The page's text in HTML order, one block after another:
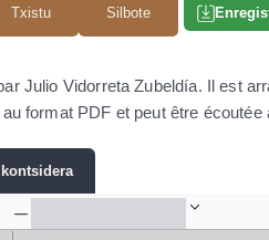
Txistu Silbote
Julio Vidorreta Zubeldía. Il est
format PDF et peut être écoutée